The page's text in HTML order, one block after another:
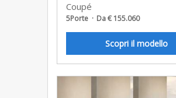
Coupé
5Porte Da € 155.060
Scopri il modello